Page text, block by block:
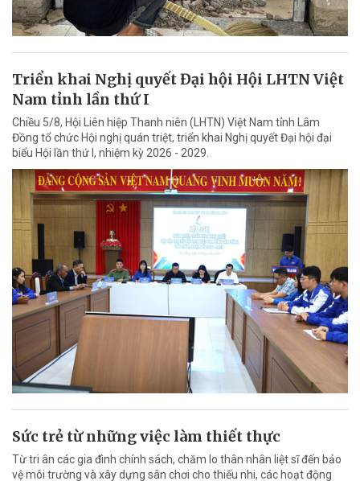
Triển khai Nghị quyết Đại hội Hội LHTN Việt
Nam tỉnh lần thứ I
Chiều 5/8, Hội Liên hiệp Thanh niên (LHTN) Việt Nam tỉnh Lâm
Đồng tổ chức Hội nghị quán triệt, triển khai Nghị quyết Đại hội đại
biểu Hội lần thứ I, nhiệm kỳ 2026 - 2029.
Sức trẻ từ những việc làm thiết thực
Từ tri ân các gia đình chính sách, chăm lo thân nhân liệt sĩ đến bảo
vệ môi trường và xây dựng sân chơi cho thiếu nhi, các hoạt động